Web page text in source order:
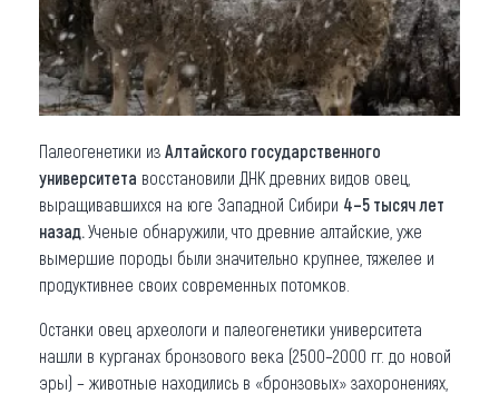
Другие рубрики
Палеогенетики из Алтайского государственного
университета восстановили ДНК древних видов овец,
выращивавшихся на юге Западной Сибири 4–5 тысяч лет
назад. Ученые обнаружили, что древние алтайские, уже
вымершие породы были значительно крупнее, тяжелее и
продуктивнее своих современных потомков.
Останки овец археологи и палеогенетики университета
нашли в курганах бронзового века (2500–2000 гг. до новой
эры) – животные находились в «бронзовых» захоронениях,